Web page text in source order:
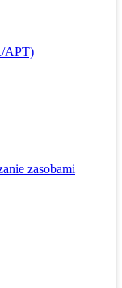
APT)
zasobami